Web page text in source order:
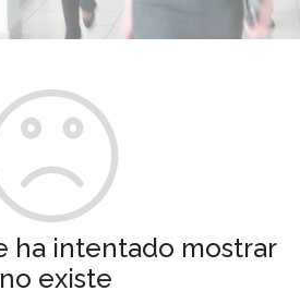
ha intentado mostrar
no existe